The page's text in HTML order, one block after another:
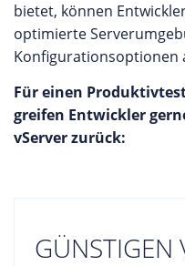
bietet, können
optimierte
Konfigurationsoptionen
Für einen
greifen Entwickler
vServer zurück:
GÜNSTIGEN